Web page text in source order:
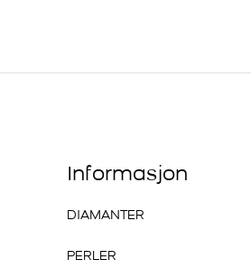
Informasjon
DIAMANTER
PERLER